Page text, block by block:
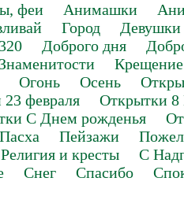
феи Анимашки
Город
Девушки
Доброго дня
Знаменитости
Крещение
Огонь Осень
февраля
Открытки 8
С Днем рожденья
Пасха Пейзажи
Религия и кресты
С
Снег Спасибо